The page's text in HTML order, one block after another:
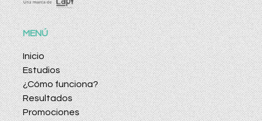
MENÚ
Inicio
Estudios
¿Cómo funciona?
Resultados
Promociones